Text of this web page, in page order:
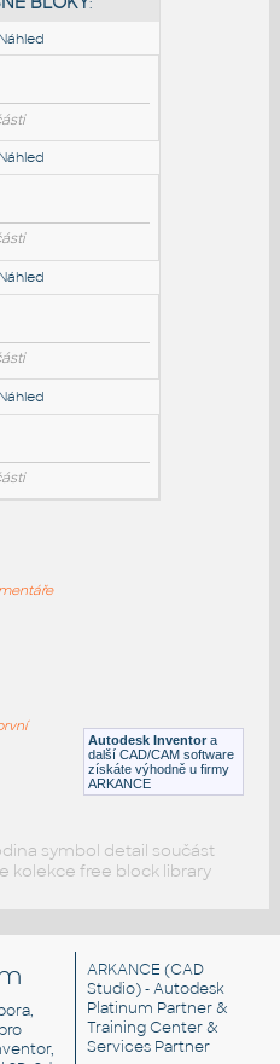
Autodesk Inventor a
další CAD/CAM software
získáte výhodně u firmy
ARKANCE
symbol detail součást
kolekce free block library
ARKANCE (CAD
Studio) - Autodesk
Platinum Partner &
Training Center &
Services Partner